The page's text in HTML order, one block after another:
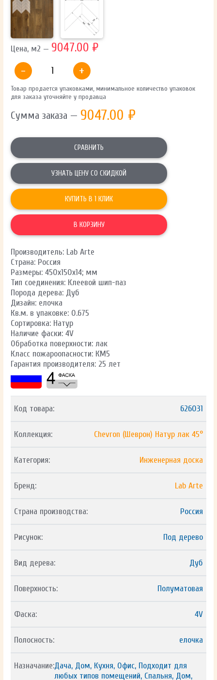
Цена, м2 — 9047.00 ₽
-
+
Товар продается упаковками, минимальное количество упаковок
для заказа уточняйте у продавца
Сумма заказа — 9047.00 ₽
СРАВНИТЬ
УЗНАТЬ ЦЕНУ СО СКИДКОЙ
КУПИТЬ В 1 КЛИК
В КОРЗИНУ
Производитель: Lab Arte
Страна: Россия
Размеры: 450х150х14; мм
Тип соединения: Клеевой шип-паз
Порода дерева: Дуб
Дизайн: елочка
Кв.м. в упаковке: 0.675
Сортировка: Натур
Наличие фаски: 4V
Обработка поверхности: лак
Класс пожароопасности: КМ5
Гарантия производителя: 25 лет
Код товара: 626031
Коллекция: Chevron (Шеврон) Натур лак 45°
Категория: Инженерная доска
Бренд: Lab Arte
Страна производства: Россия
Рисунок: Под дерево
Вид дерева: Дуб
Поверхность: Полуматовая
Фаска: 4V
Полосность: елочка
Назначание:Дача, Дом, Кухня, Офис, Подходит для
любых типов помещений, Спальня, Дом,